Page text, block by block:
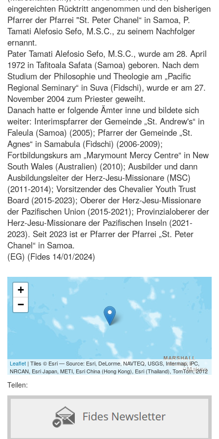
eingereichten Rücktritt angenommen und den bisherigen
Pfarrer der Pfarrei "St. Peter Chanel“ in Samoa, P.
Tamati Alefosio Sefo, M.S.C., zu seinem Nachfolger
ernannt.
Pater Tamati Alefosio Sefo, M.S.C., wurde am 28. April
1972 in Tafitoala Safata (Samoa) geboren. Nach dem
Studium der Philosophie und Theologie am „Pacific
Regional Seminary“ in Suva (Fidschi), wurde er am 27.
November 2004 zum Priester geweiht.
Danach hatte er folgende Ämter inne und bildete sich
weiter: Interimspfarrer der Gemeinde „St. Andrew's“ in
Faleula (Samoa) (2005); Pfarrer der Gemeinde „St.
Agnes“ in Samabula (Fidschi) (2006-2009);
Fortbildungskurs am „Marymount Mercy Centre“ in New
South Wales (Australien) (2010); Ausbilder und dann
Ausbildungsleiter der Herz-Jesu-Missionare (MSC)
(2011-2014); Vorsitzender des Chevalier Youth Trust
Board (2015-2023); Oberer der Herz-Jesu-Missionare
der Pazifischen Union (2015-2021); Provinzialoberer der
Herz-Jesu-Missionare der Pazifischen Inseln (2021-
2023). Seit 2023 ist er Pfarrer der Pfarrei „St. Peter
Chanel“ in Samoa.
(EG) (Fides 14/01/2024)
+
−
Leaflet | Tiles © Esri — Source: Esri, DeLorme, NAVTEQ, USGS, Intermap, iPC,
NRCAN, Esri Japan, METI, Esri China (Hong Kong), Esri (Thailand), TomTom, 2012
Teilen: